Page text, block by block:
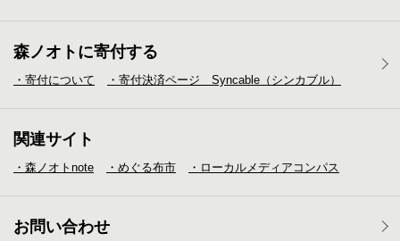
森ノオトに寄付する
・寄付について ・寄付決済ページ Syncable（シンカブル）
関連サイト
・森ノオトnote ・めぐる布市 ・ローカルメディア コンパス
お問い合わせ